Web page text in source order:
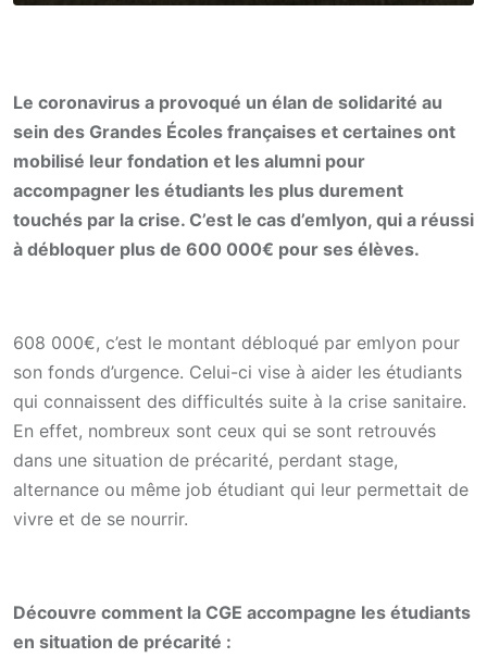
Le coronavirus a provoqué un élan de solidarité au
sein des Grandes Écoles françaises et certaines ont
mobilisé leur fondation et les alumni pour
accompagner les étudiants les plus durement
touchés par la crise. C’est le cas d’emlyon, qui a réussi
à débloquer plus de 600 000€ pour ses élèves.
608 000€, c’est le montant débloqué par emlyon pour
son fonds d’urgence. Celui-ci vise à aider les étudiants
qui connaissent des difficultés suite à la crise sanitaire.
En effet, nombreux sont ceux qui se sont retrouvés
dans une situation de précarité, perdant stage,
alternance ou même job étudiant qui leur permettait de
vivre et de se nourrir.
Découvre comment la CGE accompagne les étudiants
en situation de précarité :